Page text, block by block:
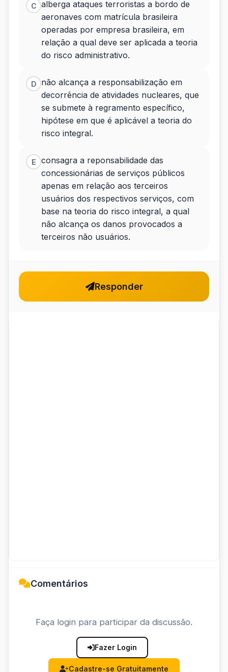
C alberga ataques terroristas a bordo de
aeronaves com matrícula brasileira
operadas por empresa brasileira, em
relação a qual deve ser aplicada a teoria
do risco administrativo.
D
não alcança a responsabilização em
decorrência de atividades nucleares, que
se submete à regramento específico,
hipótese em que é aplicável a teoria do
risco integral.
E
consagra a reponsabilidade das
concessionárias de serviços públicos
apenas em relação aos terceiros
usuários dos respectivos serviços, com
base na teoria do risco integral, a qual
não alcança os danos provocados a
terceiros não usuários.
Responder
Comentários
Faça login para participar da discussão.
Fazer Login
Cadastre-se Gratuitamente